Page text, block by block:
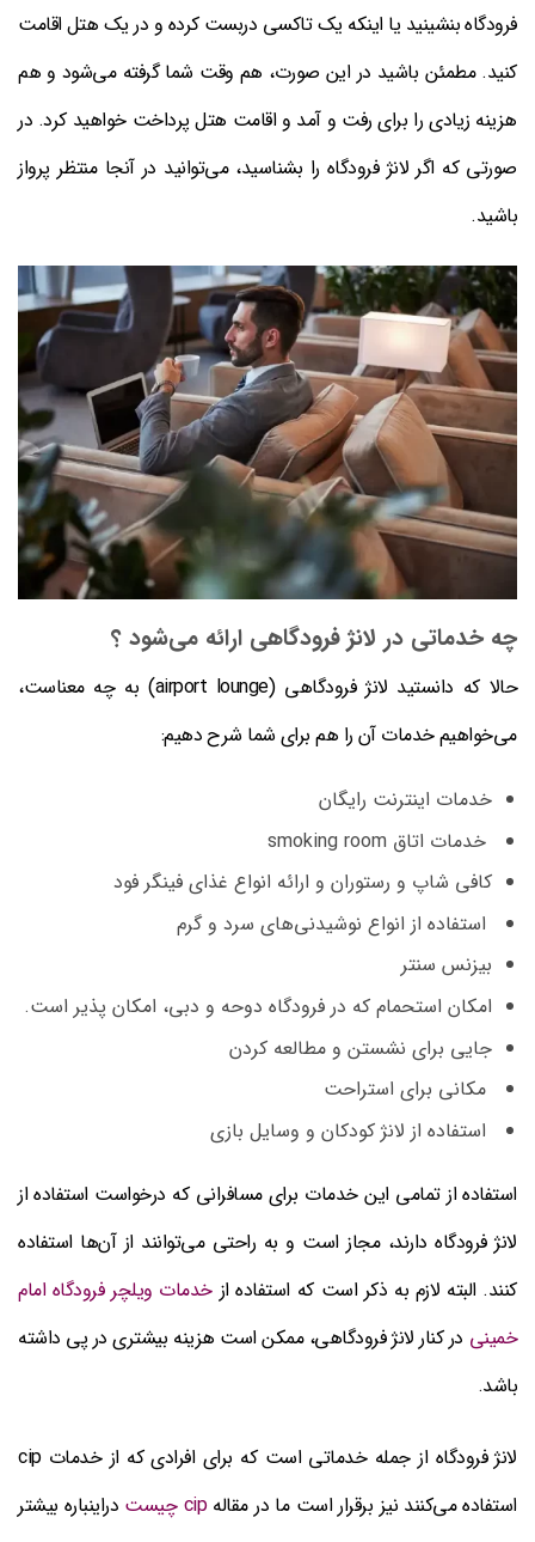
فرودگاه بنشینید یا اینکه یک تاکسی دربست کرده و در یک هتل اقامت
کنید. مطمئن باشید در این صورت، هم وقت شما گرفته می‌شود و هم
هزینه زیادی را برای رفت و آمد و اقامت هتل پرداخت خواهید کرد. در
صورتی که اگر لانژ فرودگاه را بشناسید، می‌توانید در آنجا منتظر پرواز
باشید.
چه خدماتی در لانژ فرودگاهی ارائه می‌شود ؟
حالا که دانستید لانژ فرودگاهی (airport lounge) به چه معناست،
می‌خواهیم خدمات آن را هم برای شما شرح دهیم:
خدمات اینترنت رایگان
خدمات اتاق smoking room
کافی شاپ و رستوران و ارائه انواع غذای فینگر فود
استفاده از انواع نوشیدنی‌های سرد و گرم
بیزنس سنتر
امکان استحمام که در فرودگاه دوحه و دبی، امکان پذیر است.
جایی برای نشستن و مطالعه کردن
مکانی برای استراحت
استفاده از لانژ کودکان و وسایل بازی
استفاده از تمامی این خدمات برای مسافرانی که درخواست استفاده از
لانژ فرودگاه دارند، مجاز است و به راحتی می‌توانند از آن‌ها استفاده
کنند. البته لازم به ذکر است که استفاده ازخدمات ویلچر فرودگاه امام
خمینی در کنار لانژ فرودگاهی، ممکن است هزینه بیشتری در پی داشته
باشد.
لانژ فرودگاه از جمله خدماتی است که برای افرادی که از خدمات cip
استفاده می‌کنند نیز برقرار است ما در مقالهcip چیست
دراینباره بیشتر